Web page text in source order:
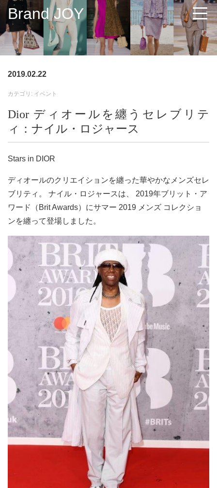
Brand JOY
2019.02.22
カテゴリ: イベント
Dior ディオールを纏うセレブリテ
ィ：ナイル・ロジャース
Stars in DIOR
ディオールのクリエイションを纏った華やかなメンズセレ
ブリティ。 ナイル・ロジャースは、 2019年ブリット・ア
ワード（Brit Awards）にサマー 2019 メンズ コレクショ
ンを纏って登場しました。